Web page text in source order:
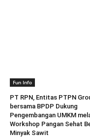
Fun Info
PT RPN, Entitas PTPN
bersama BPDP Dukung
Pengembangan UMKM
Workshop Pangan Sehat
Minyak Sawit